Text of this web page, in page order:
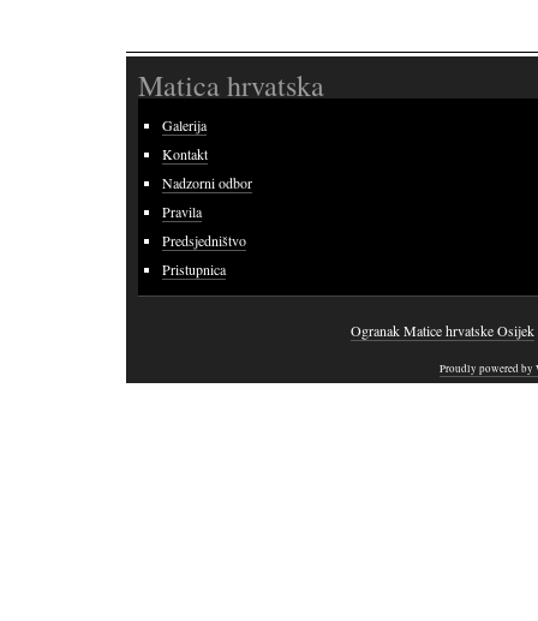
Matica hrvatska
Galerija
Kontakt
Nadzorni odbor
Pravila
Predsjedništvo
Pristupnica
Ogranak Matice hrvatske Osijek
Proudly powered by